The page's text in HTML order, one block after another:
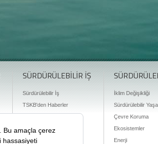
SÜRDÜRÜLEBİLİR İŞ
Sürdürülebilir İş
TSKB'den Haberler
İklim Değişikliği
Sürdürülebilir
Çevre Koruma
Ekosistemler
Enerji